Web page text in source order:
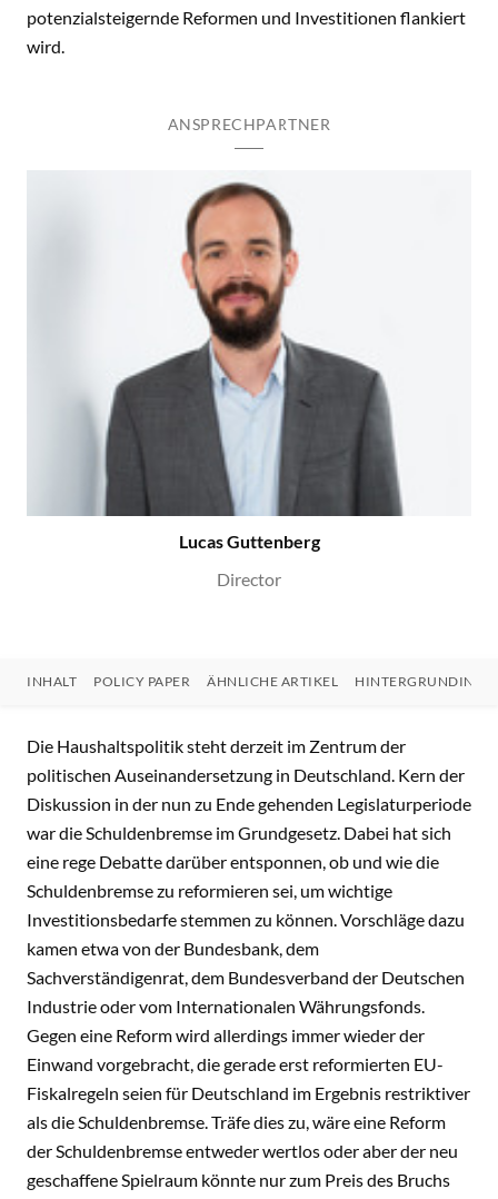
potenzialsteigernde Reformen und Investitionen flankiert
wird.
ANSPRECHPARTNER
Lucas Guttenberg
Director
INHALT POLICY PAPER ÄHNLICHE ARTIKEL
INHALT
Die Haushaltspolitik steht derzeit im Zentrum der
politischen Auseinandersetzung in Deutschland. Kern der
Diskussion in der nun zu Ende gehenden Legislaturperiode
war die Schuldenbremse im Grundgesetz. Dabei hat sich
eine rege Debatte darüber entsponnen, ob und wie die
Schuldenbremse zu reformieren sei, um wichtige
Investitionsbedarfe stemmen zu können. Vorschläge dazu
kamen etwa von der Bundesbank, dem
Sachverständigenrat, dem Bundesverband der Deutschen
Industrie oder vom Internationalen Währungsfonds.
Gegen eine Reform wird allerdings immer wieder der
Einwand vorgebracht, die gerade erst reformierten EU-
Fiskalregeln seien für Deutschland im Ergebnis restriktiver
als die Schuldenbremse. Träfe dies zu, wäre eine Reform
der Schuldenbremse entweder wertlos oder aber der neu
geschaffene Spielraum könnte nur zum Preis des Bruchs